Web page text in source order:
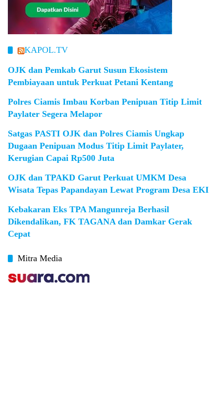
KAPOL.TV
OJK dan Pemkab Garut Susun Ekosistem
Pembiayaan untuk Perkuat Petani Kentang
Polres Ciamis Imbau Korban Penipuan Titip Limit
Paylater Segera Melapor
Satgas PASTI OJK dan Polres Ciamis Ungkap
Dugaan Penipuan Modus Titip Limit Paylater,
Kerugian Capai Rp500 Juta
OJK dan TPAKD Garut Perkuat UMKM Desa
Wisata Tepas Papandayan Lewat Program Desa EKI
Kebakaran Eks TPA Mangunreja Berhasil
Dikendalikan, FK TAGANA dan Damkar Gerak
Cepat
Mitra Media